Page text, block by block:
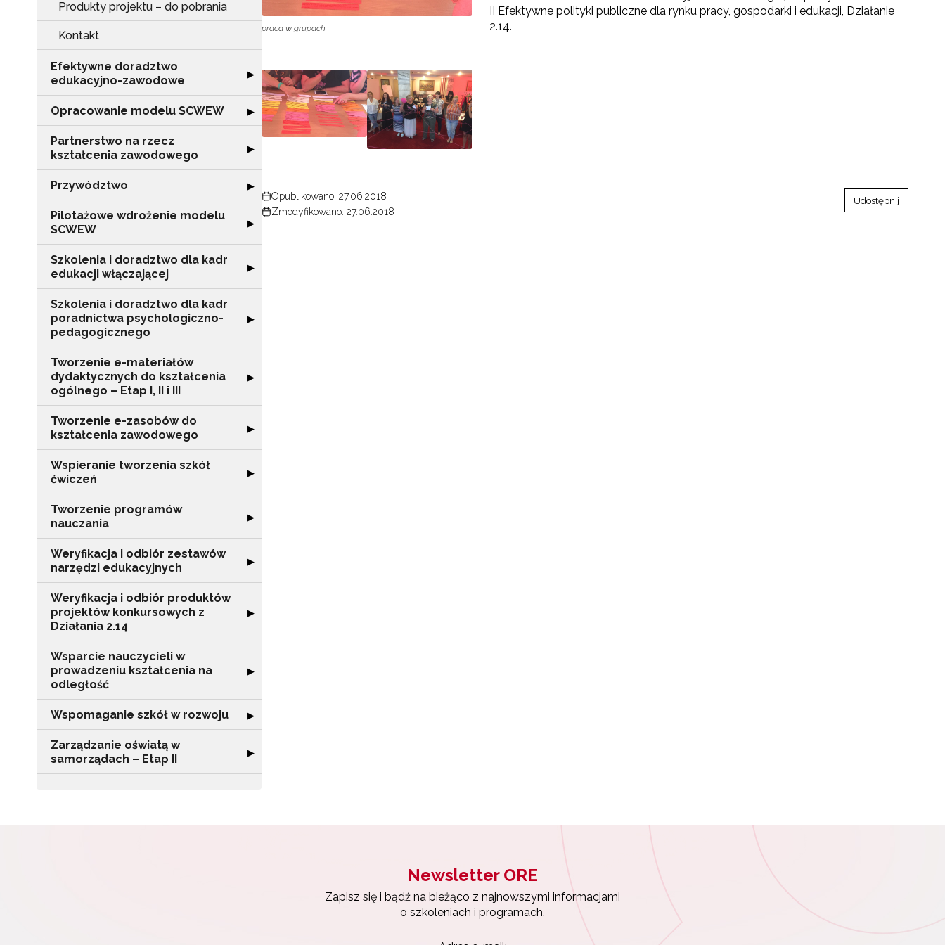
Produkty projektu – do pobrania
Kontakt
Efektywne doradztwo
edukacyjno-zawodowe
Rozwiń sekcję "Efektywne doradztwo edukacyjno-zawodowe"
▶
Opracowanie modelu SCWEW Rozwiń sekcję "Opracowanie modelu SCWEW"
▶
Partnerstwo na rzecz
kształcenia zawodowego
Rozwiń sekcję "Partnerstwo na rzecz kształcenia zawodowego"
▶
Przywództwo Rozwiń sekcję "Przywództwo"
▶
Pilotażowe wdrożenie modelu
SCWEW
Rozwiń sekcję "Pilotażowe wdrożenie modelu SCWEW"
▶
Szkolenia i doradztwo dla kadr
edukacji włączającej
Rozwiń sekcję "Szkolenia i doradztwo dla kadr edukacji włączającej"
▶
Szkolenia i doradztwo dla kadr
poradnictwa psychologiczno-
pedagogicznego
Rozwiń sekcję "Szkolenia i doradztwo dla kadr poradnictwa psychologiczno-pedagogicznego"
▶
Tworzenie e-materiałów
dydaktycznych do kształcenia
ogólnego – Etap I, II i III
Rozwiń sekcję "Tworzenie e-materiałów dydaktycznych do kształcenia ogólnego – Etap I, II i III"
▶
Tworzenie e-zasobów do
kształcenia zawodowego
Rozwiń sekcję "Tworzenie e-zasobów do kształcenia zawodowego"
▶
Wspieranie tworzenia szkół
ćwiczeń
Rozwiń sekcję "Wspieranie tworzenia szkół ćwiczeń"
▶
Tworzenie programów
nauczania
Rozwiń sekcję "Tworzenie programów nauczania"
▶
Weryfikacja i odbiór zestawów
narzędzi edukacyjnych
Rozwiń sekcję "Weryfikacja i odbiór zestawów narzędzi edukacyjnych"
▶
Weryfikacja i odbiór produktów
projektów konkursowych z
Działania 2.14
Rozwiń sekcję "Weryfikacja i odbiór produktów projektów konkursowych z Działania 2.14"
▶
Wsparcie nauczycieli w
prowadzeniu kształcenia na
odległość
Rozwiń sekcję "Wsparcie nauczycieli w prowadzeniu kształcenia na odległość"
▶
Wspomaganie szkół w rozwoju Rozwiń sekcję "Wspomaganie szkół w rozwoju"
▶
Zarządzanie oświatą w
samorządach – Etap II
Rozwiń sekcję "Zarządzanie oświatą w samorządach – Etap II"
▶
praca w grupach
II Efektywne polityki publiczne dla rynku pracy, gospodarki i edukacji, Działanie
2.14.
Opublikowano: 27.06.2018
Zmodyfikowano: 27.06.2018
Udostępnij
Newsletter ORE
Zapisz się i bądź na bieżąco z najnowszymi informacjami
o szkoleniach i programach.